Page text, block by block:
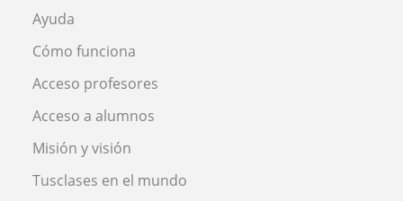
Ayuda
Cómo funciona
Acceso profesores
Acceso a alumnos
Misión y visión
Tusclases en el mundo